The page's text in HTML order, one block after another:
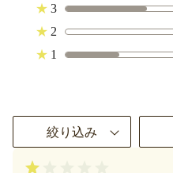
★ 3
★ 2
★ 1
絞り込み